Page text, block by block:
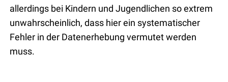
allerdings bei Kindern und Jugendlichen so extrem
unwahrscheinlich, dass hier ein systematischer
Fehler in der Datenerhebung vermutet werden
muss.